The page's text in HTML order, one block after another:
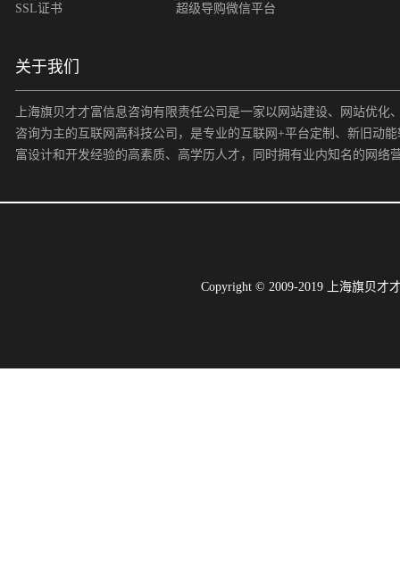
SSL证书
超级导购微信平台
关于我们
上海旗贝才才富信息咨询有限责任公司是一家以网站建设、网站优
咨询为主的互联网高科技公司，是专业的互联网+平台定制、新旧动
富设计和开发经验的高素质、高学历人才，同时拥有业内知名的网络
Copyright © 2009-2019 上海旗贝